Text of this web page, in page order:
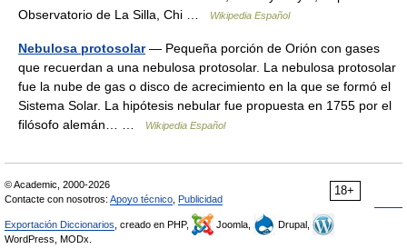
Observatorio de La Silla, Chi …
Wikipedia Español
Nebulosa protosolar— Pequeña porción de Orión con gases
que recuerdan a una nebulosa protosolar. La nebulosa protosolar
fue la nube de gas o disco de acrecimiento en la que se formó el
Sistema Solar. La hipótesis nebular fue propuesta en 1755 por el
filósofo alemán… …
Wikipedia Español
18+
© Academic, 2000-2026
Contacte con nosotros: Apoyo técnico Publicidad
Exportación Diccionarios , creado en PHP, Joomla,
Drupal,
WordPress, MODx.